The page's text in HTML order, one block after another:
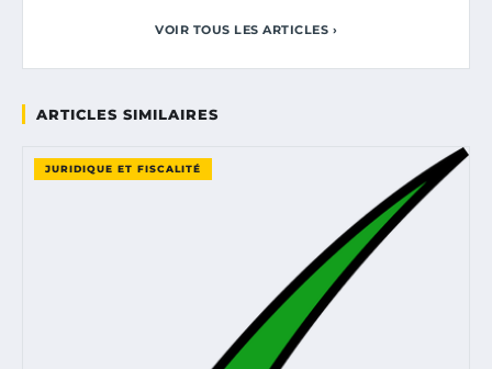
VOIR TOUS LES ARTICLES ›
ARTICLES SIMILAIRES
JURIDIQUE ET FISCALITÉ